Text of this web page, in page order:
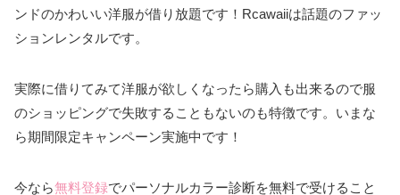
ンドのかわいい洋服が借り放題です！Rcawaiiは話題のファッ
ションレンタルです。
実際に借りてみて洋服が欲しくなったら購入も出来るので服
のショッピングで失敗することもないのも特徴です。いまな
ら期間限定キャンペーン実施中です！
今なら無料登録でパーソナルカラー診断を無料で受けること